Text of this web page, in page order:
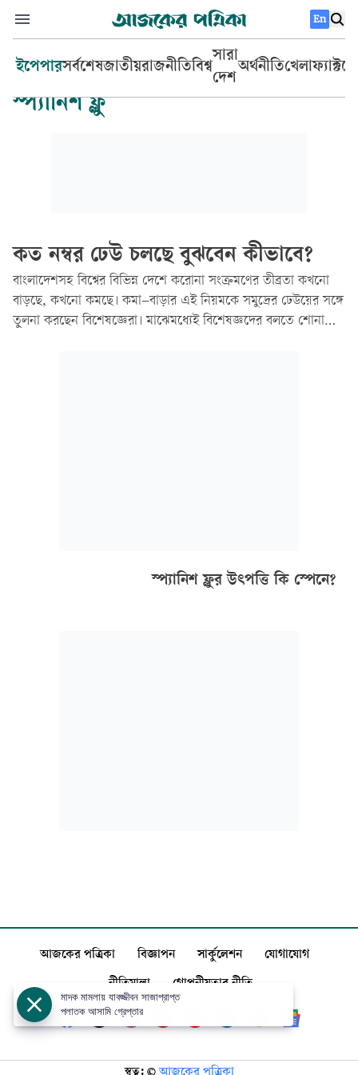
En
ইপেপারসর্বশেষজাতীয়রাজনীতিবিশ্ব
সারা
দেশ
অর্থনীতিখেলা
স্প্যানিশ ফ্লু
কত নম্বর ঢেউ চলছে বুঝবেন কীভাবে?
বাংলাদেশসহ বিশ্বের বিভিন্ন দেশে করোনা সংক্রমণের তীব্রতা কখনো
বাড়ছে, কখনো কমছে। কমা–বাড়ার এই নিয়মকে সমুদ্রের ঢেউয়ের সঙ্গে
তুলনা করছেন বিশেষজ্ঞেরা। মাঝেমধ্যেই বিশেষজ্ঞদের বলতে শোনা
স্প্যানিশ ফ্লুর উৎপত্তি কি স্পেনে?
আজকের পত্রিকা বিজ্ঞাপন সার্কুলেশন যোগাযোগ
নীতিমালা গোপনীয়তার নীতি
মাদক মামলায় যাবজ্জীবন সাজাপ্রাপ্ত
পলাতক আসামি গ্রেপ্তার